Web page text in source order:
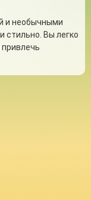
и необычными
стильно. Вы легко